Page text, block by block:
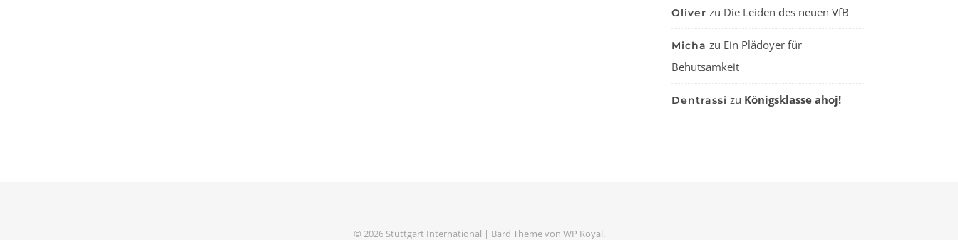
Oliver zu Die Leiden des neuen VfB
Micha zu Ein Plädoyer für
Behutsamkeit
Dentrassi zu Königsklasse ahoj!
© 2026 Stuttgart International | Bard Theme von WP Royal.